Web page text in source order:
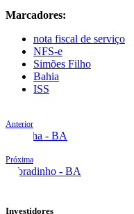
Marcadores:
nota fiscal de serviço
NFS-e
Simões Filho
Bahia
ISS
Anterior
Serrinha - BA
Próxima
Sobradinho - BA
Investidores